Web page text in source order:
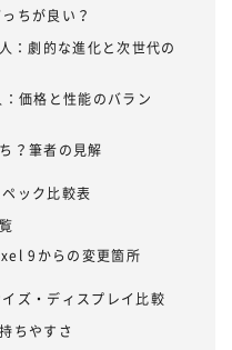
ちが良い？
劇的な進化と次世代の
価格と性能のバラン
？筆者の見解
ック比較表
9からの変更箇所
ズ・ディスプレイ比較
ちやすさ